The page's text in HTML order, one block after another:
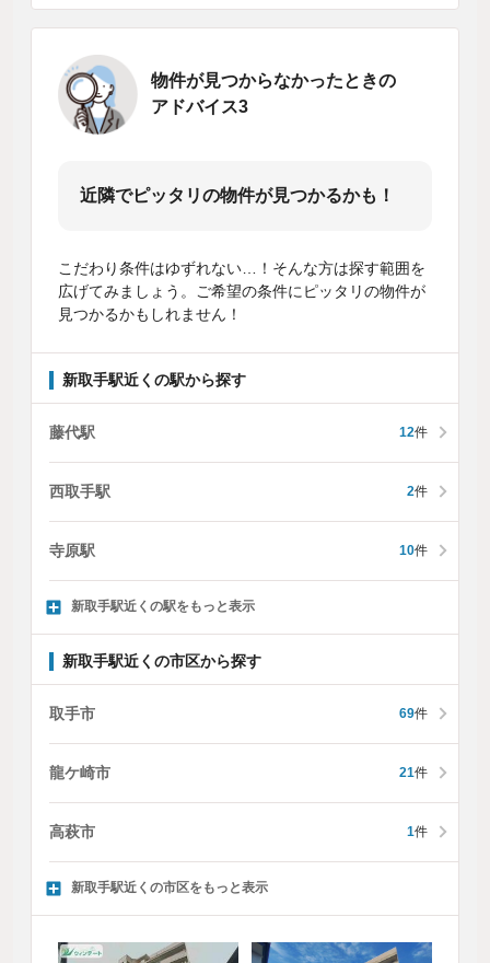
物件が見つからなかったときの
アドバイス3
近隣でピッタリの物件が見つかるかも！
こだわり条件はゆずれない…！そんな方は探す範囲を
広げてみましょう。ご希望の条件にピッタリの物件が
見つかるかもしれません！
新取手駅近くの駅から探す
藤代駅 12件
西取手駅 2件
寺原駅 10件
新取手駅近くの駅をもっと表示
新取手駅近くの市区から探す
取手市 69件
龍ケ崎市 21件
高萩市 1件
新取手駅近くの市区をもっと表示